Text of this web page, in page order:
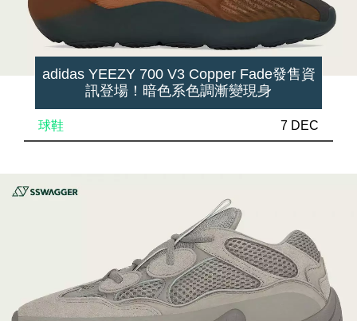
adidas YEEZY 700 V3 Copper Fade發售資
訊登場！暗色系色調漸變現身
球鞋 7 DEC